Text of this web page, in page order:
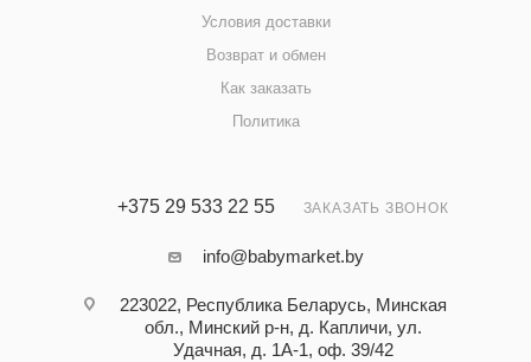
Условия доставки
Возврат и обмен
Как заказать
Политика
+375 29 533 22 55 ЗАКАЗАТЬ ЗВОНОК
info@babymarket.by
223022, Республика Беларусь, Минская
обл., Минский р-н, д. Капличи, ул.
Удачная, д. 1А-1, оф. 39/42